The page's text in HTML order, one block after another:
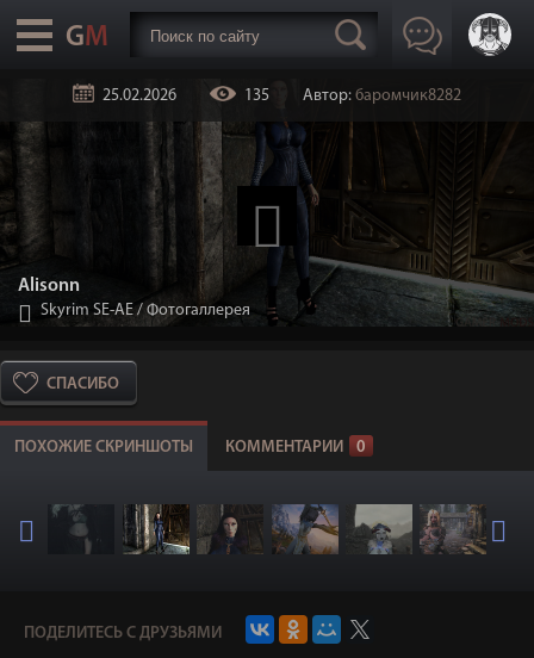
25.02.2026 135 Автор: баромчик8282
Alisonn
Skyrim SE-АЕ/ Фотогаллерея
СПАСИБО
ПОХОЖИЕ СКРИНШОТЫ КОММЕНТАРИИ 0
ПОДЕЛИТЕСЬ С ДРУЗЬЯМИ